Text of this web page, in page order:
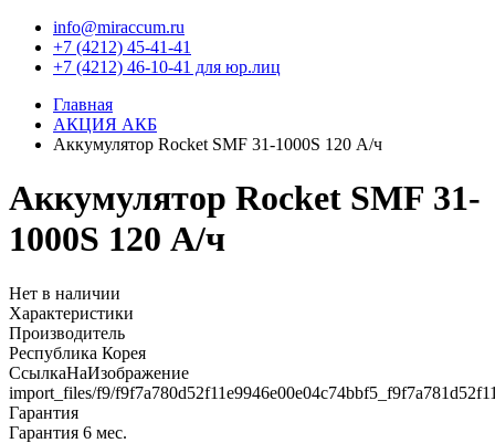
info@miraccum.ru
+7 (4212) 45-41-41
+7 (4212) 46-10-41 для юр.лиц
Главная
АКЦИЯ АКБ
Аккумулятор Rocket SMF 31-1000S 120 А/ч
Аккумулятор Rocket SMF 31-
1000S 120 А/ч
Нет в наличии
Характеристики
Производитель
Республика Корея
СсылкаНаИзображение
import_files/f9/
Гарантия
Гарантия 6 мес.